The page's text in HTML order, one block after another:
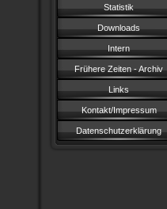
Statistik
Downloads
Intern
Frühere Zeiten - Archiv
Links
Kontakt/Impressum
Datenschutzerklärung